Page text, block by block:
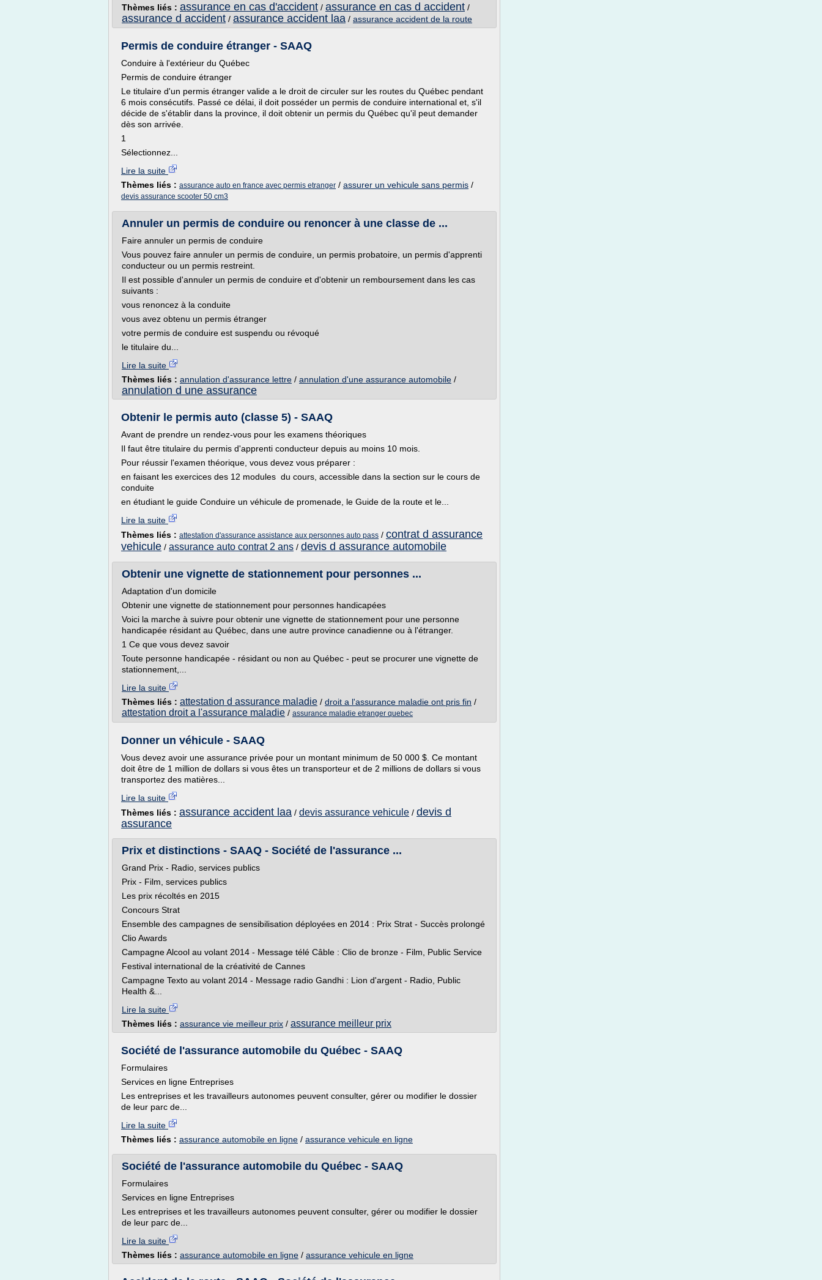
Thèmes liés : assurance en cas d'accident / assurance en cas d accident /
assurance d accident / assurance accident laa / assurance accident de la route
Permis de conduire étranger - SAAQ
Conduire à l'extérieur du Québec
Permis de conduire étranger
Le titulaire d'un permis étranger valide a le droit de circuler sur les routes du Québec pendant
6 mois consécutifs. Passé ce délai, il doit posséder un permis de conduire international et, s'il
décide de s'établir dans la province, il doit obtenir un permis du Québec qu'il peut demander
dès son arrivée.
1
Sélectionnez...
Lire la suite
Thèmes liés : assurance auto en france avec permis etranger / assurer un vehicule sans permis /
devis assurance scooter 50 cm3
Annuler un permis de conduire ou renoncer à une classe de ...
Faire annuler un permis de conduire
Vous pouvez faire annuler un permis de conduire, un permis probatoire, un permis d'apprenti
conducteur ou un permis restreint.
Il est possible d'annuler un permis de conduire et d'obtenir un remboursement dans les cas
suivants :
vous renoncez à la conduite
vous avez obtenu un permis étranger
votre permis de conduire est suspendu ou révoqué
le titulaire du...
Lire la suite
Thèmes liés : annulation d'assurance lettre / annulation d'une assurance automobile /
annulation d une assurance
Obtenir le permis auto (classe 5) - SAAQ
Avant de prendre un rendez-vous pour les examens théoriques
Il faut être titulaire du permis d'apprenti conducteur depuis au moins 10 mois.
Pour réussir l'examen théorique, vous devez vous préparer :
en faisant les exercices des 12 modules du cours, accessible dans la section sur le cours de
conduite
en étudiant le guide Conduire un véhicule de promenade, le Guide de la route et le...
Lire la suite
Thèmes liés : attestation d'assurance assistance aux personnes auto pass / contrat d assurance
vehicule / assurance auto contrat 2 ans / devis d assurance automobile
Obtenir une vignette de stationnement pour personnes ...
Adaptation d'un domicile
Obtenir une vignette de stationnement pour personnes handicapées
Voici la marche à suivre pour obtenir une vignette de stationnement pour une personne
handicapée résidant au Québec, dans une autre province canadienne ou à l'étranger.
1 Ce que vous devez savoir
Toute personne handicapée - résidant ou non au Québec - peut se procurer une vignette de
stationnement,...
Lire la suite
Thèmes liés : attestation d assurance maladie / droit a l'assurance maladie ont pris fin /
attestation droit a l'assurance maladie / assurance maladie etranger quebec
Donner un véhicule - SAAQ
Vous devez avoir une assurance privée pour un montant minimum de 50 000 $. Ce montant
doit être de 1 million de dollars si vous êtes un transporteur et de 2 millions de dollars si vous
transportez des matières...
Lire la suite
Thèmes liés : assurance accident laa / devis assurance vehicule / devis d
assurance
Prix et distinctions - SAAQ - Société de l'assurance ...
Grand Prix - Radio, services publics
Prix - Film, services publics
Les prix récoltés en 2015
Concours Strat
Ensemble des campagnes de sensibilisation déployées en 2014 : Prix Strat - Succès prolongé
Clio Awards
Campagne Alcool au volant 2014 - Message télé Câble : Clio de bronze - Film, Public Service
Festival international de la créativité de Cannes
Campagne Texto au volant 2014 - Message radio Gandhi : Lion d'argent - Radio, Public
Health &...
Lire la suite
Thèmes liés : assurance vie meilleur prix / assurance meilleur prix
Société de l'assurance automobile du Québec - SAAQ
Formulaires
Services en ligne Entreprises
Les entreprises et les travailleurs autonomes peuvent consulter, gérer ou modifier le dossier
de leur parc de...
Lire la suite
Thèmes liés : assurance automobile en ligne / assurance vehicule en ligne
Société de l'assurance automobile du Québec - SAAQ
Formulaires
Services en ligne Entreprises
Les entreprises et les travailleurs autonomes peuvent consulter, gérer ou modifier le dossier
de leur parc de...
Lire la suite
Thèmes liés : assurance automobile en ligne / assurance vehicule en ligne